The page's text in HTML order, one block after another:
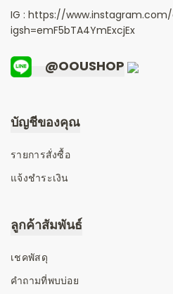
IG : https://
igsh=emF5bTA4YmExcjEx
@OOUSHOP
บัญชีของคุณ
รายการสั่งซื้อ
แจ้งชำระเงิน
ลูกค้าสัมพันธ์
เชคพัสดุ
คำถามที่พบบ่อย